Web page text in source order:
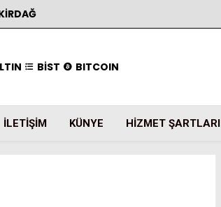
BİST BITCOIN
İLETIŞIM KÜNYE HIZMET ŞARTLARI